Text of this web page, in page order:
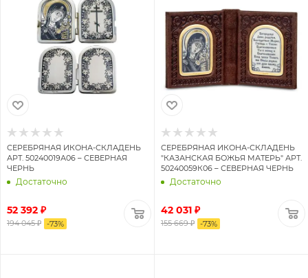
СЕРЕБРЯНАЯ ИКОНА-СКЛАДЕНЬ
АРТ. 50240019А06 – СЕВЕРНАЯ
ЧЕРНЬ
Достаточно
52 392 ₽
194 045 ₽ -73%
СЕРЕБРЯНАЯ ИКОНА-СКЛАДЕНЬ
"КАЗАНСКАЯ БОЖЬЯ МАТЕРЬ" АРТ.
50240059К06 – СЕВЕРНАЯ ЧЕРНЬ
Достаточно
42 031 ₽
155 669 ₽ -73%